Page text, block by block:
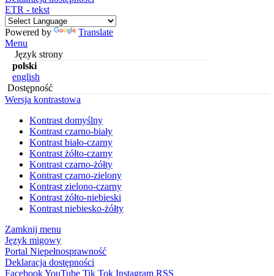
ETR - tekst
Powered by
Translate
Menu
Język strony
polski
english
Dostępność
Wersja kontrastowa
Kontrast domyślny
Kontrast czarno-biały
Kontrast biało-czarny
Kontrast żółto-czarny
Kontrast czarno-żółty
Kontrast czarno-zielony
Kontrast zielono-czarny
Kontrast żółto-niebieski
Kontrast niebiesko-żółty
Zamknij menu
Język migowy
Portal Niepełnosprawność
Deklaracja dostępności
FacebookYouTube Tik Tok Instagram RSS